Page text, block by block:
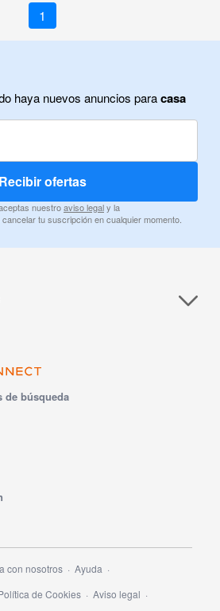
1
haya nuevos anuncios paracasa
Recibir ofertas
nuestroaviso legaly la
cancelar tu suscripción en cualquier momento.
de búsqueda
con nosotros
Ayuda
de Cookies Aviso legal